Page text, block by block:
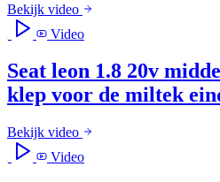
Bekijk video
Video
Seat leon 1.8 20v
klep voor de miltek
Bekijk video
Video